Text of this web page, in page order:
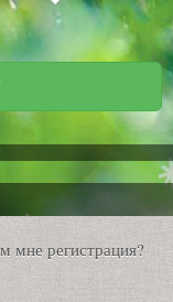
мне регистрация?